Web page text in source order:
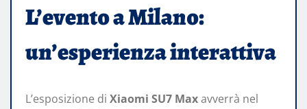
L’evento a Milano:
un’esperienza interattiva
L’esposizione di Xiaomi SU7 Maxavverrà nel